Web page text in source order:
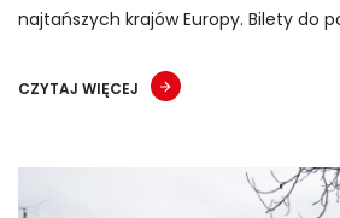
najtańszych krajów Europy. Bilety do
CZYTAJ WIĘCEJ